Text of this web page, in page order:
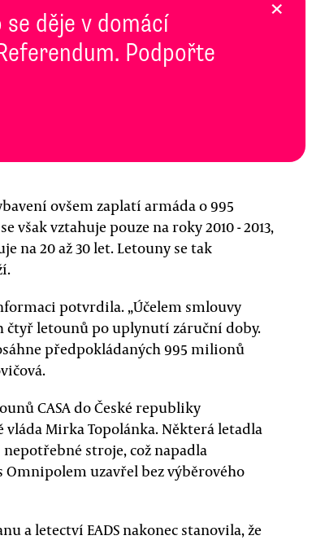
děje v domácí
Podpořte
×
ovšem zaplatí armáda o 995
vztahuje pouze na roky 2010 - 2013,
na 20 až 30 let. Letouny se tak
potvrdila. „Účelem smlouvy
čtyř letounů po uplynutí záruční doby.
předpokládaných 995 milionů
CASA do České republiky
Mirka Topolánka. Některá letadla
stroje, což napadla
uzavřel bez výběrového
a letectví EADS nakonec stanovila, že